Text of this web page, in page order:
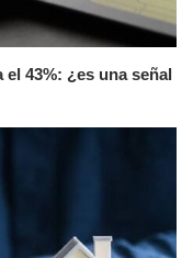
43%: ¿es una señal